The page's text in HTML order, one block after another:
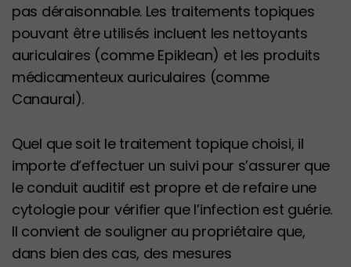
pas déraisonnable. Les traitements topiques
pouvant être utilisés incluent les nettoyants
auriculaires (comme Epiklean) et les produits
médicamenteux auriculaires (comme
Canaural).
Quel que soit le traitement topique choisi, il
importe d’effectuer un suivi pour s’assurer que
le conduit auditif est propre et de refaire une
cytologie pour vérifier que l’infection est guérie.
Il convient de souligner au propriétaire que,
dans bien des cas, des mesures